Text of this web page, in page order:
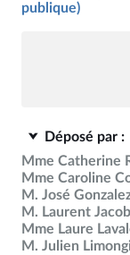
publique)
Déposé par :
Mme Catherine
Mme Caroline
M. José
M. Laurent
Mme Laure
M. Julien